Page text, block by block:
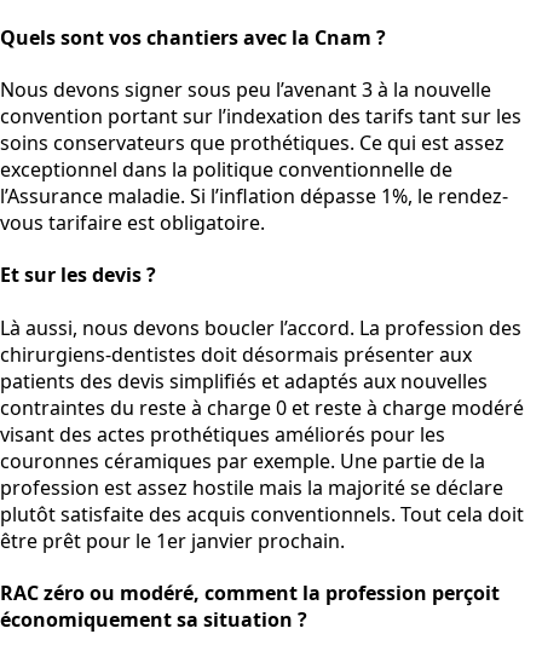
Quels sont vos chantiers avec la Cnam ?
Nous devons signer sous peu l’avenant 3 à la nouvelle
convention portant sur l’indexation des tarifs tant sur les
soins conservateurs que prothétiques. Ce qui est assez
exceptionnel dans la politique conventionnelle de
l’Assurance maladie. Si l’inflation dépasse 1%, le rendez-
vous tarifaire est obligatoire.
Et sur les devis ?
Là aussi, nous devons boucler l’accord. La profession des
chirurgiens-dentistes doit désormais présenter aux
patients des devis simplifiés et adaptés aux nouvelles
contraintes du reste à charge 0 et reste à charge modéré
visant des actes prothétiques améliorés pour les
couronnes céramiques par exemple. Une partie de la
profession est assez hostile mais la majorité se déclare
plutôt satisfaite des acquis conventionnels. Tout cela doit
être prêt pour le 1er janvier prochain.
RAC zéro ou modéré, comment la profession perçoit
économiquement sa situation ?